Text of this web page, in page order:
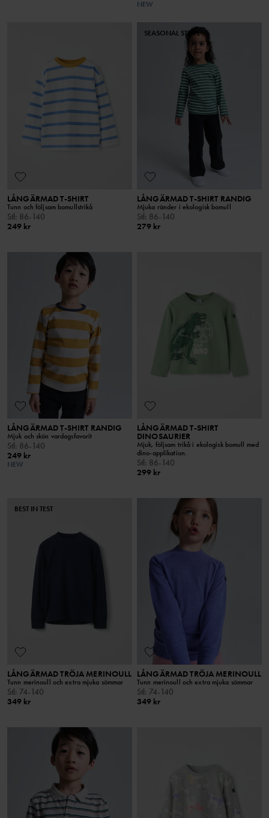
NEW
LÅNGÄRMAD T-SHIRT
Tunn och följsam bomullstrikå
Stl: 86-140
249 kr
SEASONAL STRIPE
LÅNGÄRMAD T-SHIRT RANDIG
Mjuka ränder i ekologisk bomull
Stl: 86-140
279 kr
LÅNGÄRMAD T-SHIRT RANDIG
Mjuk och skön vardagsfavorit
Stl: 86-140
249 kr
NEW
LÅNGÄRMAD T-SHIRT
DINOSAURIER
Mjuk, följsam trikå i ekologisk bomull med
dino-applikation.
Stl: 86-140
299 kr
BEST IN TEST
LÅNGÄRMAD TRÖJA MERINOULL
Tunn merinoull och extra mjuka sömmar
Stl: 74-140
349 kr
LÅNGÄRMAD TRÖJA MERINOULL
Tunn merinoull och extra mjuka sömmar
Stl: 74-140
349 kr